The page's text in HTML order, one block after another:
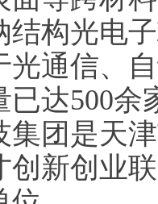
结构光电
光通信、
已达500余
集团是天
创新创业